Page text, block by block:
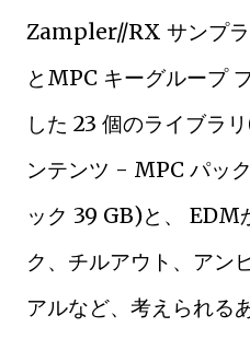
Zampler//RX サンプラ
とMPC キーグループ
した 23 個のライブラ
ンテンツ - MPC パッ
ック 39 GB)と、 EDM
ク、チルアウト、アン
アルなど、考えられる